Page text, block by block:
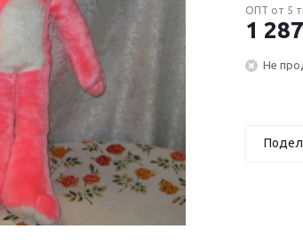
ОПТ от 5
1 287
Не